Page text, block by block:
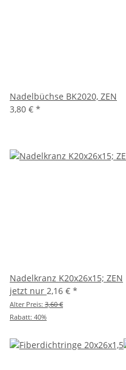
Nadelbüchse BK2020, ZEN
3,80 € *
Nadelkranz K20x26x15; ZEN
jetzt nur 2,16 € *
Alter Preis: 3,60 €
Rabatt: 40%